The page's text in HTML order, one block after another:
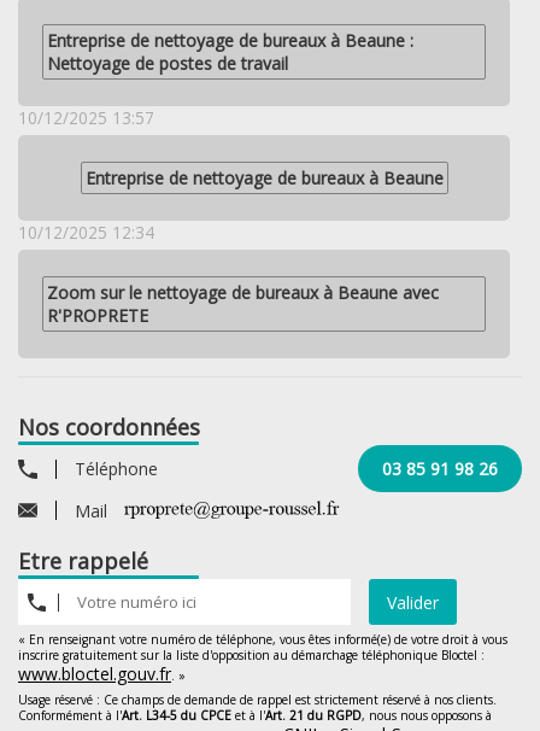
Entreprise de nettoyage de bureaux à Beaune :
Nettoyage de postes de travail
10/12/2025 13:57
Entreprise de nettoyage de bureaux à Beaune
10/12/2025 12:34
Zoom sur le nettoyage de bureaux à Beaune avec
R'PROPRETE
Nos coordonnées
Téléphone
03 85 91 98 26
Mail
Etre rappelé
Valider
« En renseignant votre numéro de téléphone, vous êtes informé(e) de votre droit à vous
inscrire gratuitement sur la liste d'opposition au démarchage téléphonique Bloctel :
www.bloctel.gouv.fr . »
Usage réservé : Ce champs de demande de rappel est strictement réservé à nos clients.
Conformément à l'Art. L34-5 du CPCE et à l'Art. 21 du RGPD, nous nous opposons à